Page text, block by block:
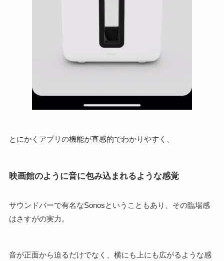
とにかくアプリの機能が直感的でわかりやすく、
映画館のように音に包み込まれるような感覚
サウンドバーで有名なSonosということもあり、その臨場感
はさすがの実力。
音が正面から迫るだけでなく、横にも上にも広がるような感